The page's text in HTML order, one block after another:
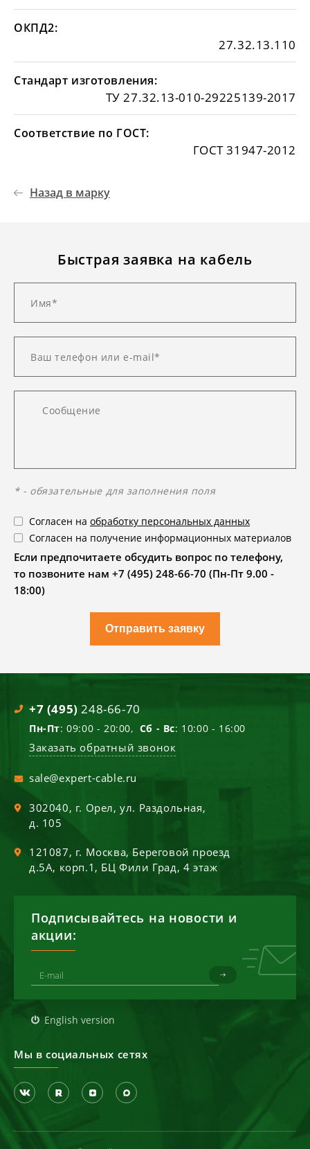
ОКПД2:
27.32.13.110
Стандарт изготовления:
ТУ 27.32.13-010-29225139-2017
Соответствие по ГОСТ:
ГОСТ 31947-2012
Назад в марку
Быстрая заявка на кабель
* - обязательные для заполнения поля
Согласен на обработку персональных данных
Согласен на получение информационных материалов
Если предпочитаете обсудить вопрос по телефону,
то позвоните нам +7 (495) 248-66-70 (Пн-Пт 9.00 -
18:00)
Отправить заявку
+7 (495) 248-66-70
Пн-Пт: 09:00 - 20:00, Сб - Вс: 10:00 - 16:00
Заказать обратный звонок
sale@expert-cable.ru
302040, г. Орел,ул. Раздольная,
д. 105
121087, г. Москва, Береговой проезд
д.5А, корп.1, БЦ Фили Град, 4 этаж
Подписывайтесь на новости и
акции:
English version
Мы в социальных сетях